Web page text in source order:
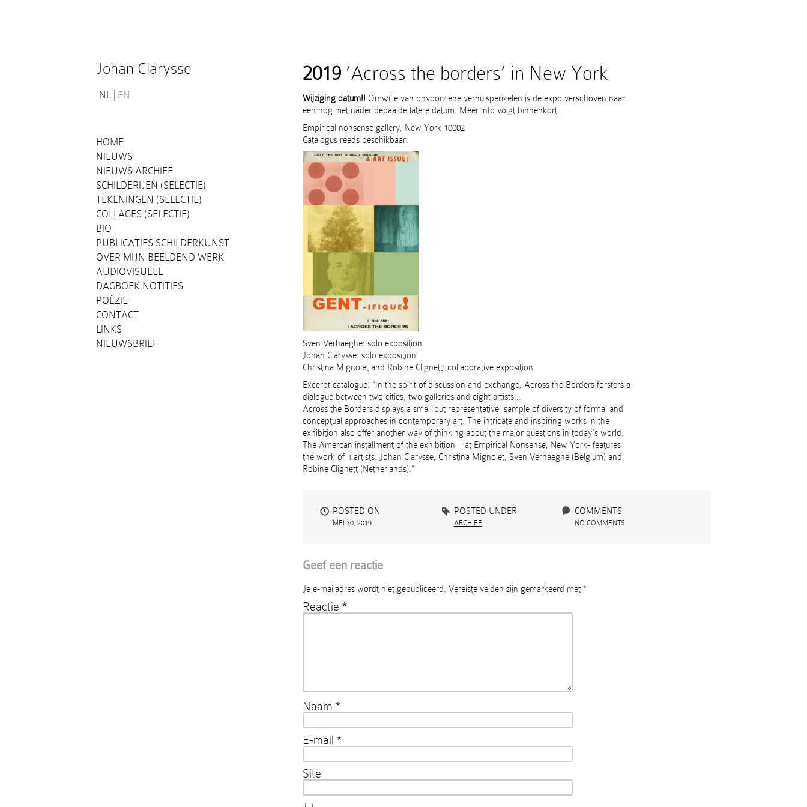
Johan Clarysse
NL EN
HOME
NIEUWS
NIEUWS ARCHIEF
SCHILDERIJEN (SELECTIE)
TEKENINGEN (SELECTIE)
COLLAGES (SELECTIE)
BIO
PUBLICATIES SCHILDERKUNST
OVER MIJN BEELDEND WERK
AUDIOVISUEEL
DAGBOEK NOTITIES
POËZIE
CONTACT
LINKS
NIEUWSBRIEF
2019 ‘Across the borders’ in New York
Wijziging datum!! Omwille van onvoorziene verhuisperikelen is de expo verschoven naar
een nog niet nader bepaalde latere datum. Meer info volgt binnenkort.
Empirical nonsense gallery, New York 10002
Catalogus reeds beschikbaar.
Sven Verhaeghe: solo exposition
Johan Clarysse: solo exposition
Christina Mignolet and Robine Clignett: collaborative exposition
Excerpt catalogue: “In the spirit of discussion and exchange, Across the Borders forsters a
dialogue between two cities, two galleries and eight artists…
Across the Borders displays a small but representative sample of diversity of formal and
conceptual approaches in contemporary art. The intricate and inspiring works in the
exhibition also offer another way of thinking about the major questions in today’s world.
The Amercan installment of the exhibition – at Empirical Nonsense, New York- features
the work of 4 artists: Johan Clarysse, Christina Mignolet, Sven Verhaeghe (Belgium) and
Robine Clignett (Netherlands).”
POSTED ON
MEI 30, 2019
POSTED UNDER
ARCHIEF
COMMENTS
NO COMMENTS
Geef een reactie
Je e-mailadres wordt niet gepubliceerd. Vereiste velden zijn gemarkeerd met *
Reactie *
Naam *
E-mail *
Site